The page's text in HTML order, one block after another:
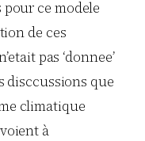
ce modele
de ces
pas ‘donnee’
disccussions que
climatique
à